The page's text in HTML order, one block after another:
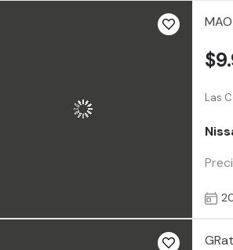
Las